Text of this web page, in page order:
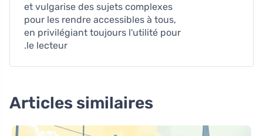
et vulgarise des sujets complexes
pour les rendre accessibles à tous,
en privilégiant toujours l'utilité pour
le lecteur.
Articles similaires